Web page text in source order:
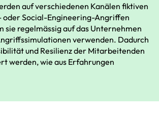
aufverschiedenen Kanälen fiktiven
oderSocial-Engineering-Angriffen
sie regelmässigaufdas Unternehmen
verwenden. Dadurch
und Resilienzder Mitarbeitenden
werden,wie aus Erfahrungen